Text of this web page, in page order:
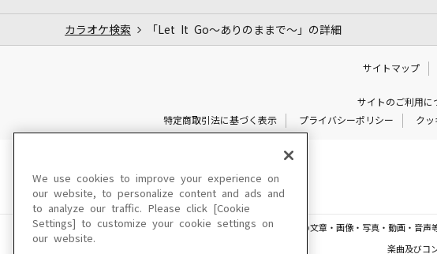
カラオケ検索 「Let It Go～ありのままで～」の詳細
サイトマップ
サイトのご利用に
特定商取引法に基づく表示
プライバシーポリシー クッ
このサイトに掲載されている一切の文章・画像・写真・動画・音
楽曲及びコ
We use cookies to improve your experience on
our website, to personalize content and ads and
to analyze our traffic. Please click [Cookie
Settings] to customize your cookie settings on
our website.